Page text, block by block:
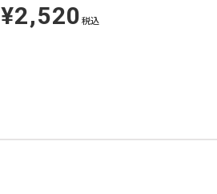
定
価
¥2,520 税込